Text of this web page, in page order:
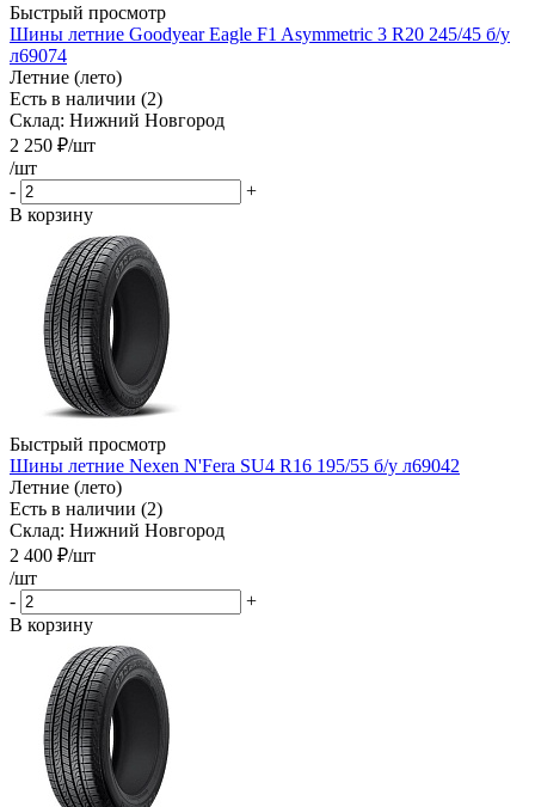
Быстрый просмотр
Шины летние Goodyear Eagle F1 Asymmetric 3 R20 245/45 б/у
л69074
Летние (лето)
Есть в наличии (2)
Склад: Нижний Новгород
2 250 ₽/шт
/шт
-
+
В корзину
Быстрый просмотр
Шины летние Nexen N'Fera SU4 R16 195/55 б/у л69042
Летние (лето)
Есть в наличии (2)
Склад: Нижний Новгород
2 400 ₽/шт
/шт
-
+
В корзину